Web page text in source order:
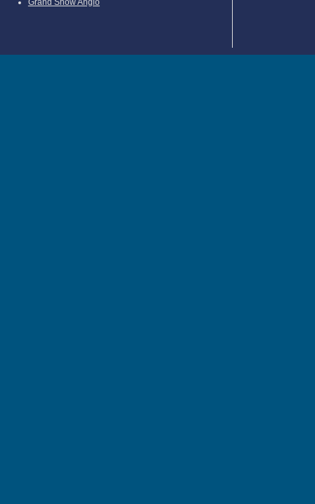
Grand Show Anglo